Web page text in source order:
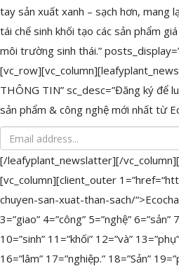
tay sản xuất xanh – sạch hơn, mang
tái chế sinh khối tạo các sản phẩm
môi trường sinh thái.”
THÔNG TIN” sc_desc=”Đăng ký để
sản phẩm & công nghệ mới nhất từ
[/leafyplant_newslatter][/
[vc_column][client_outer
chuyen-san-xuat-than-sach/
3=”giao” 4=”công” 5=”nghệ” 6=”sản”
10=”sinh” 11=”khối” 12=”và”
16=”lâm” 17=”nghiệp.” 18=”Sản”